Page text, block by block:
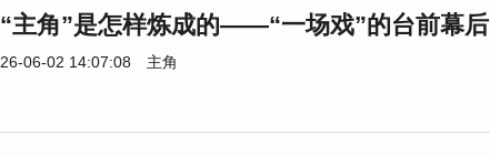
“主角”是怎样炼成的——“一场戏”的台前幕后
26-06-02 14:07:08 主角